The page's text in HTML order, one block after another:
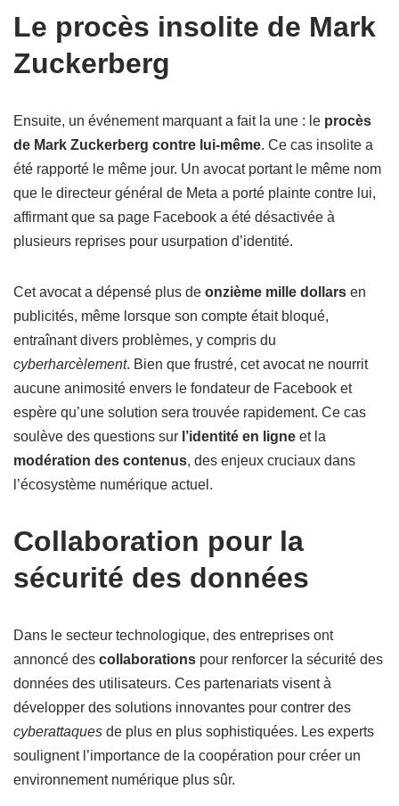
Le procès insolite de Mark
Zuckerberg
Ensuite, un événement marquant a fait la une : le procès
de Mark Zuckerberg contre lui-même. Ce cas insolite a
été rapporté le même jour. Un avocat portant le même nom
que le directeur général de Meta a porté plainte contre lui,
affirmant que sa page Facebook a été désactivée à
plusieurs reprises pour usurpation d’identité.
Cet avocat a dépensé plus de onzième mille dollars en
publicités, même lorsque son compte était bloqué,
entraînant divers problèmes, y compris du
cyberharcèlement. Bien que frustré, cet avocat ne nourrit
aucune animosité envers le fondateur de Facebook et
espère qu’une solution sera trouvée rapidement. Ce cas
soulève des questions sur l’identité en ligne et la
modération des contenus, des enjeux cruciaux dans
l’écosystème numérique actuel.
Collaboration pour la
sécurité des données
Dans le secteur technologique, des entreprises ont
annoncé des collaborations pour renforcer la sécurité des
données des utilisateurs. Ces partenariats visent à
développer des solutions innovantes pour contrer des
cyberattaques de plus en plus sophistiquées. Les experts
soulignent l’importance de la coopération pour créer un
environnement numérique plus sûr.